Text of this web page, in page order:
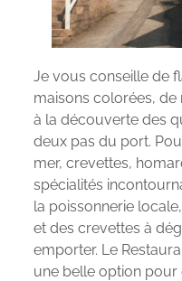
Je vous conseille de
maisons colorées,
à la découverte des
deux pas du port.
mer, crevettes,
spécialités
la poissonnerie
et des crevettes à
emporter. Le
une belle option